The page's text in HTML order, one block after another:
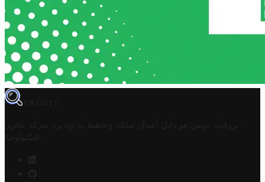
TROVIT
تروفيت تونس هو دليل أعمال تملكه وتحتفظ به وتديره
شركة مخزن
التكنولوجيا